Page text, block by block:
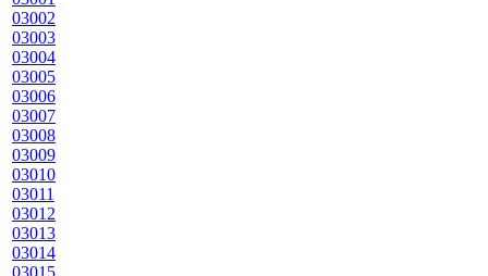
03002
03003
03004
03005
03006
03007
03008
03009
03010
03011
03012
03013
03014
03015